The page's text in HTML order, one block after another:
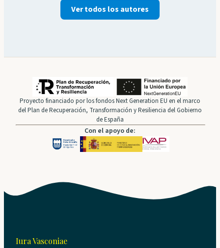
Ver todos los autores
Proyecto financiado por los fondos Next Generation EU en el marco
del Plan de Recuperación, Transformación y Resiliencia del Gobierno
de España
Con el apoyo de:
Iura Vasconiae